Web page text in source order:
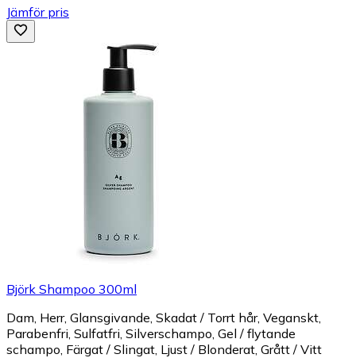
Jämför pris
Björk Shampoo 300ml
Dam, Herr, Glansgivande, Skadat / Torrt hår, Veganskt,
Parabenfri, Sulfatfri, Silverschampo, Gel / flytande
schampo, Färgat / Slingat, Ljust / Blonderat, Grått / Vitt